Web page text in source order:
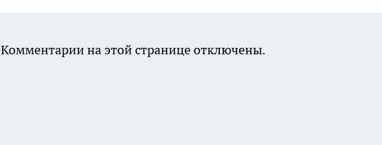
Комментарии на этой странице отключены.